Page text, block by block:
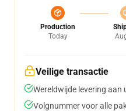
Production
Today
Veilige transactie
Wereldwijde levering aan
Volgnummer voor alle